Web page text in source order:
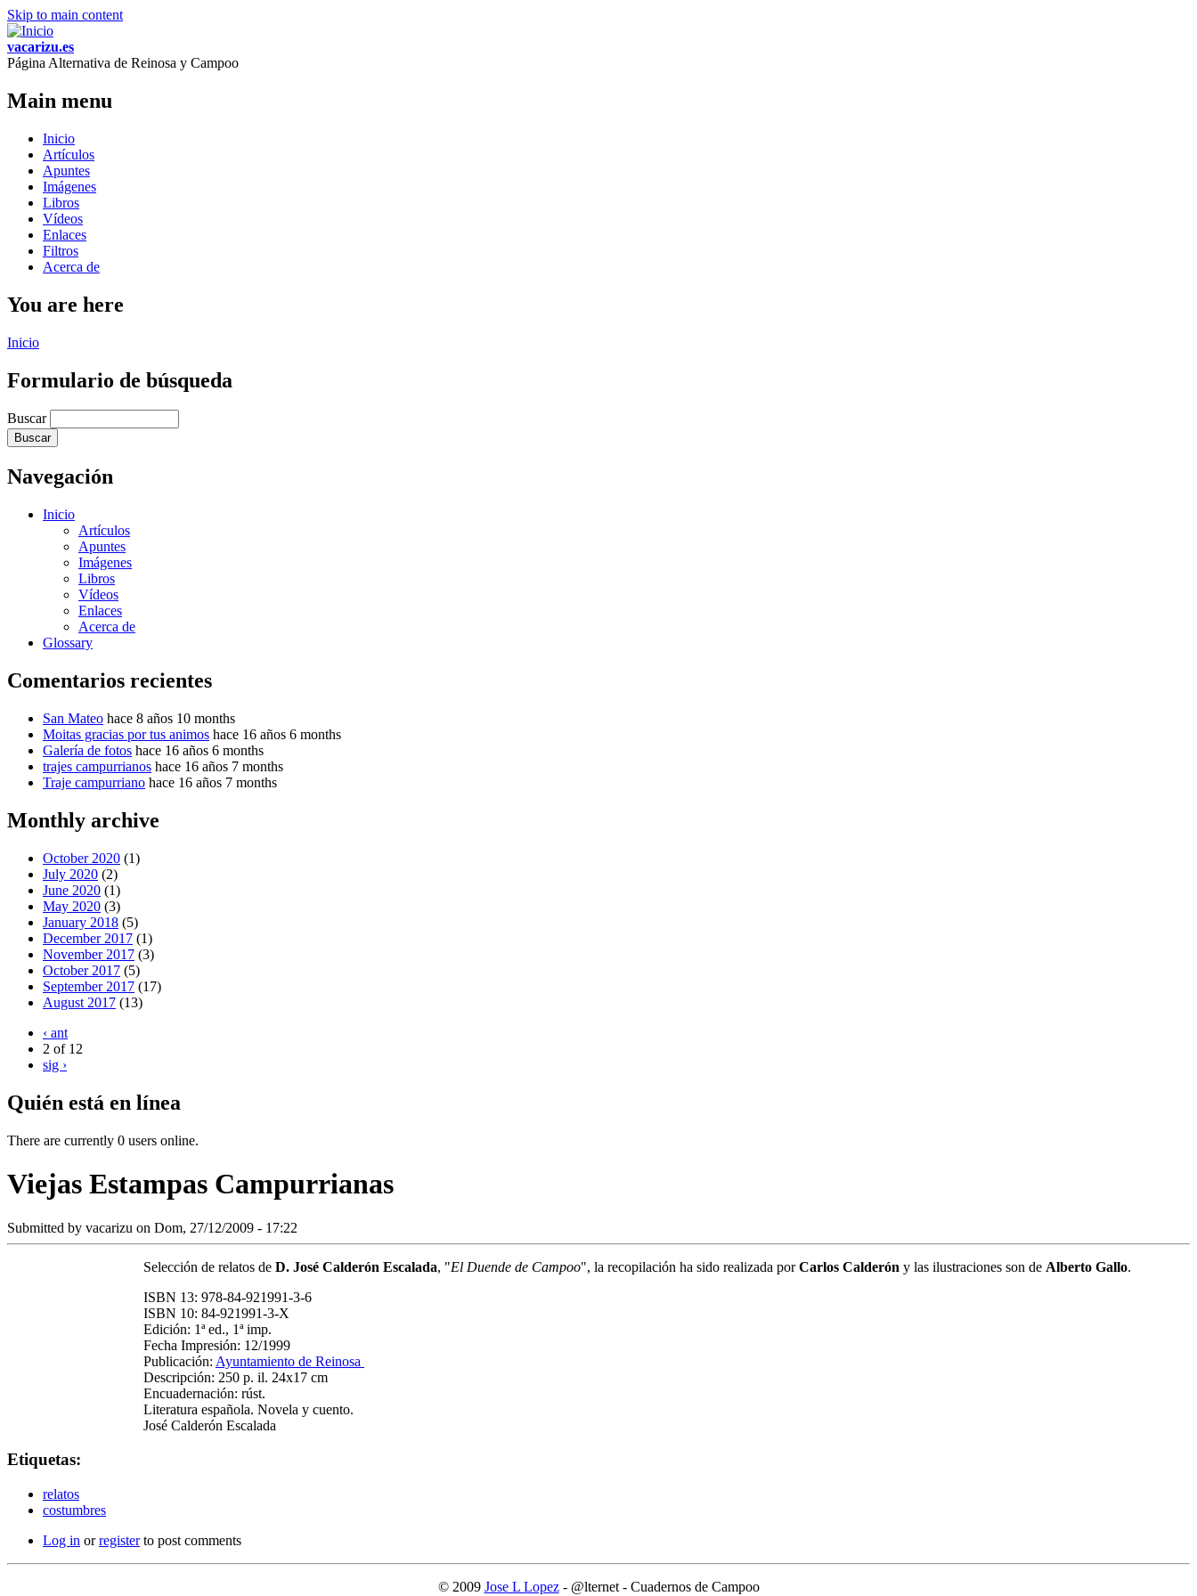
Skip to main content
vacarizu.es
Página Alternativa de Reinosa y Campoo
Main menu
Inicio
Artículos
Apuntes
Imágenes
Libros
Vídeos
Enlaces
Filtros
Acerca de
You are here
Inicio
Formulario de búsqueda
Buscar
Navegación
Inicio
Artículos
Apuntes
Imágenes
Libros
Vídeos
Enlaces
Acerca de
Glossary
Comentarios recientes
San Mateo hace 8 años 10 months
Moitas gracias por tus animos hace 16 años 6 months
Galería de fotos hace 16 años 6 months
trajes campurrianos hace 16 años 7 months
Traje campurriano hace 16 años 7 months
Monthly archive
October 2020 (1)
July 2020 (2)
June 2020 (1)
May 2020 (3)
January 2018 (5)
December 2017 (1)
November 2017 (3)
October 2017 (5)
September 2017 (17)
August 2017 (13)
‹ ant
2 of 12
sig ›
Quién está en línea
There are currently 0 users online.
Viejas Estampas Campurrianas
Submitted by vacarizu on Dom, 27/12/2009 - 17:22
Selección de relatos de D. José Calderón Escalada, "El Duende de Campoo", la recopilación ha sido realizada porCarlos Calderón y las ilustraciones son de Alberto Gallo.
ISBN 13: 978-84-921991-3-6
ISBN 10: 84-921991-3-X
Edición: 1ª ed., 1ª imp.
Fecha Impresión: 12/1999
Publicación: Ayuntamiento de Reinosa
Descripción: 250 p. il. 24x17 cm
Encuadernación: rúst.
Literatura española. Novela y cuento.
José Calderón Escalada
Etiquetas:
relatos
costumbres
Log in orregisterto post comments
© 2009 Jose L Lopez- @lternet - Cuadernos de Campoo